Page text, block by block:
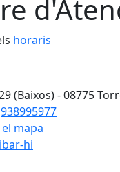
horaris
(Baixos) - 08775
938995977
mapa
hi